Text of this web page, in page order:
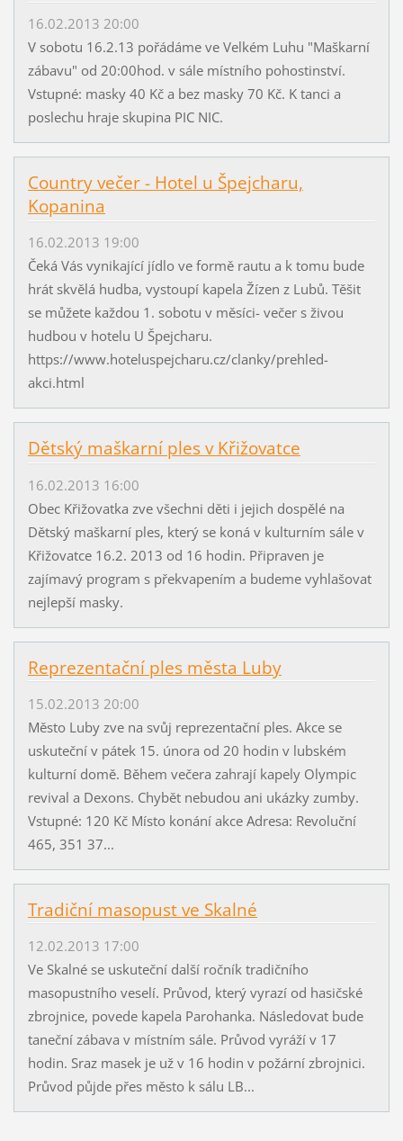
16.02.2013 20:00
V sobotu 16.2.13 pořádáme ve Velkém Luhu "Maškarní
zábavu" od 20:00hod. v sále místního pohostinství.
Vstupné: masky 40 Kč a bez masky 70 Kč. K tanci a
poslechu hraje skupina PIC NIC.
Country večer - Hotel u Špejcharu,
Kopanina
16.02.2013 19:00
Čeká Vás vynikající jídlo ve formě rautu a k tomu bude
hrát skvělá hudba, vystoupí kapela Žízen z Lubů. Těšit
se můžete každou 1. sobotu v měsíci- večer s živou
hudbou v hotelu U Špejcharu.
https://www.hoteluspejcharu.cz/clanky/prehled-
akci.html
Dětský maškarní ples v Křižovatce
16.02.2013 16:00
Obec Křižovatka zve všechni děti i jejich dospělé na
Dětský maškarní ples, který se koná v kulturním sále v
Křižovatce 16.2. 2013 od 16 hodin. Připraven je
zajímavý program s překvapením a budeme vyhlašovat
nejlepší masky.
Reprezentační ples města Luby
15.02.2013 20:00
Město Luby zve na svůj reprezentační ples. Akce se
uskuteční v pátek 15. února od 20 hodin v lubském
kulturní domě. Během večera zahrají kapely Olympic
revival a Dexons. Chybět nebudou ani ukázky zumby.
Vstupné: 120 Kč Místo konání akce Adresa: Revoluční
465, 351 37...
Tradiční masopust ve Skalné
12.02.2013 17:00
Ve Skalné se uskuteční další ročník tradičního
masopustního veselí. Průvod, který vyrazí od hasičské
zbrojnice, povede kapela Parohanka. Následovat bude
taneční zábava v místním sále. Průvod vyráží v 17
hodin. Sraz masek je už v 16 hodin v požární zbrojnici.
Průvod půjde přes město k sálu LB...